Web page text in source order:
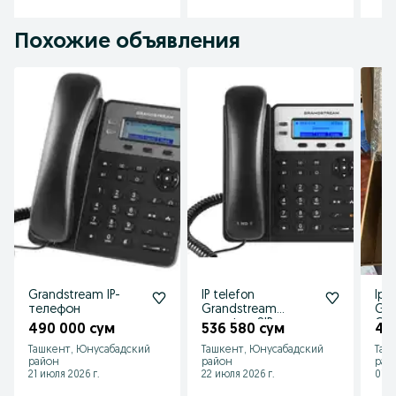
Похожие объявления
Grandstream IP-
телефон
490 000 сум
Ташкент, Юнусабадский
район
21 июля 2026 г.
IP telefon
Grandstream
телефон SIP
Официальный
536 580 сум
Ташкент, Юнусабадский
район
22 июля 2026 г.
Ip
01